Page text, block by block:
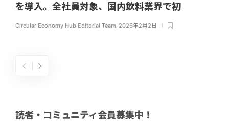
を導入。全社員対象、国内飲料業界で初
Circular Economy Hub Editorial Team 2026年2月2日
読者・コミュニティ会員募集中！